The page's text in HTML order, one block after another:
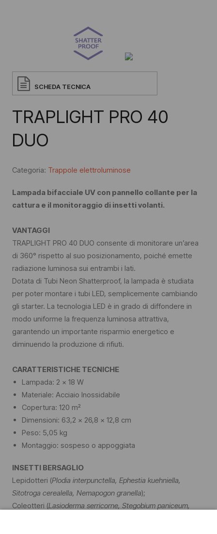
SCHEDA TECNICA
TRAPLIGHT PRO 40
DUO
Categoria: Trappole elettroluminose
Lampada bifacciale UV con pannello collante per la
cattura e il monitoraggio di insetti volanti.
VANTAGGI
TRAPLIGHT PRO 40 DUO consente di monitorare un’area
di 360° rispetto al suo posizionamento, poiché emette
radiazione luminosa sui entrambi i lati.
Dotata di Tubi Neon Shatterproof, la lampada è studiata
per poter montare i tubi LED, semplicemente cambiando
gli starter. La tecnologia LED è in grado di diffondere in
modo uniforme la frequenza luminosa attrattiva,
garantendo un importante risparmio energetico e
diminuendo la produzione di rifiuti.
CARATTERISTICHE TECNICHE
Lampada: 2 x 18 W
Materiale: Acciaio Inossidabile
Copertura: 120 m²
Dimensioni: 63,2 x 26,8 x 12,8 cm
Peso: 5,05 kg
Montaggio: sospeso o appoggiata
INSETTI BERSAGLIO
Lepidotteri (Plodia interpunctella, Ephestia kuehniella,
Sitotroga cerealella, Nemapogon granella);
Coleotteri (Lasioderma serricorne, Stegobium paniceum,